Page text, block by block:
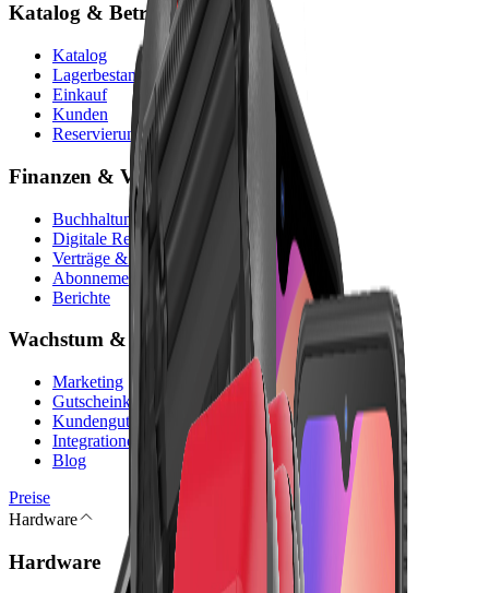
Katalog & Betrieb
Katalog
Lagerbestand
Einkauf
Kunden
Reservierungen
Finanzen & Verwaltung
Buchhaltung
Digitale Rechnungen
Verträge & digitale Signatur
Abonnements
Berichte
Wachstum & Plattform
Marketing
Gutscheinkarten
Kundenguthaben
Integrationen
Blog
Preise
Hardware
Hardware